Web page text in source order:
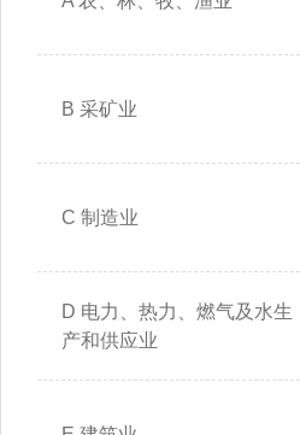
B 采矿业
C 制造业
D 电力、热力、燃气及水生
产和供应业